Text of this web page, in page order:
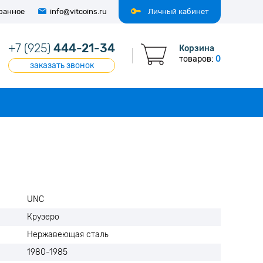
Личный кабинет
info@vitcoins.ru
+7 (925) 444-21-34
заказать звонок
Корзина
товаров: 0
UNC
Крузеро
Нержавеющая сталь
1980-1985